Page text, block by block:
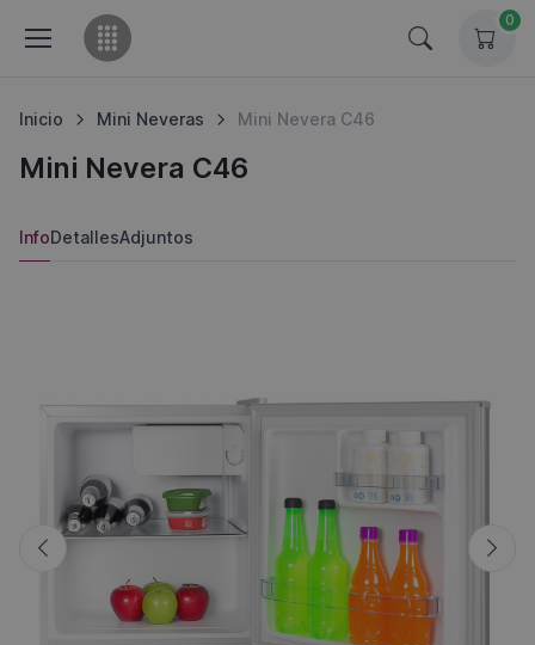
0
Inicio Mini Neveras Mini Nevera C46
Mini Nevera C46
InfoDetallesAdjuntos